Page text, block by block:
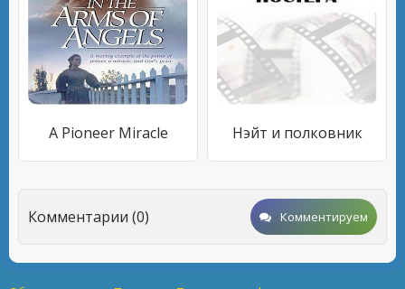
A Pioneer Miracle Нэйт и полковник
Комментарии (0) Комментируем